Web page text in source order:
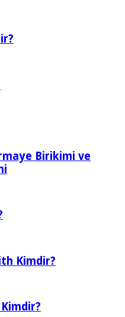
Birikimi ve
Kimdir?